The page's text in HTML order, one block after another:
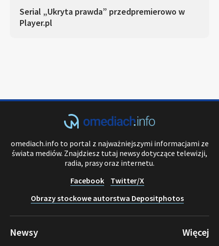
Serial „Ukryta prawda” przedpremierowo w
Player.pl
omediach.info to portal z najważniejszymi informacjami ze
świata mediów. Znajdziesz tutaj newsy dotyczące telewizji,
radia, prasy oraz internetu.
Facebook
Twitter/X
Obrazy stockowe autorstwa Depositphotos
Newsy Więcej